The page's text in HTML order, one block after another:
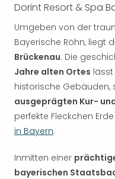
Dorint Resort & Spa
Umgeben von der
Bayerische Röhn, liegt
Brückenau. Die
Jahre alten Ortes
historische
ausgeprägten Kur-
perfekte Fleckchen
in Bayern.
Inmitten einer
bayerischen